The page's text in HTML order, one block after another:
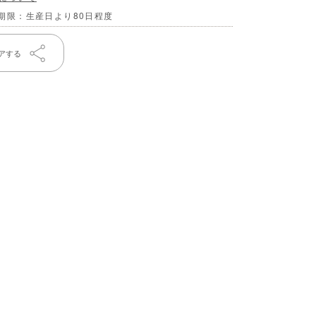
限：生産日より80日程度
する